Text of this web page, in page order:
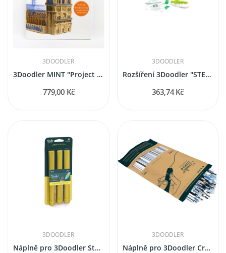
3DOODLER
3Doodler MINT "Project Book" for 3D Pen (pouze...
779,00 Kč
3DOODLER
Rozšíření 3Doodler "STEM aktivity kit" pro 3D Pera
363,74 Kč
3DOODLER
Náplně pro 3Doodler Start+, 75 ks - žlutá
3DOODLER
Náplně pro 3Doodler Create+ a Pro+ "Clearly...